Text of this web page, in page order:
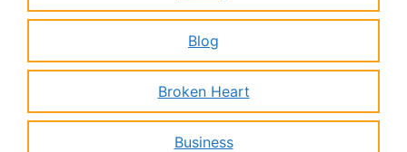
Blog
Broken Heart
Business